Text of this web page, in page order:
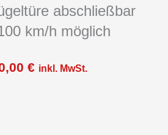
abschließbar
km/h möglich
€Aktueller
inkl. MwSt.